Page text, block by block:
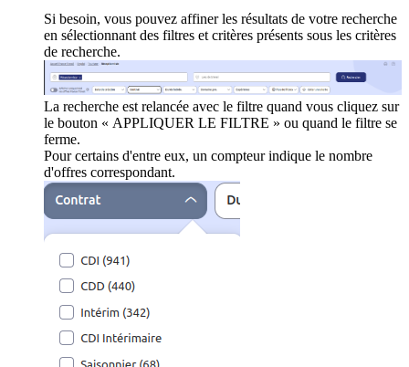
Si besoin, vous pouvez affiner les résultats de votre recherche
en sélectionnant des filtres et critères présents sous les critères
de recherche.
La recherche est relancée avec le filtre quand vous cliquez sur
le bouton « APPLIQUER LE FILTRE » ou quand le filtre se
ferme.
Pour certains d'entre eux, un compteur indique le nombre
d'offres correspondant.